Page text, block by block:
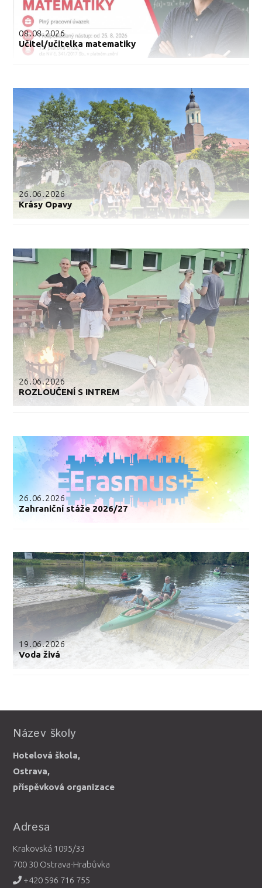
08.08.2026
Učitel/učitelka matematiky
26.06.2026
Krásy Opavy
26.06.2026
ROZLOUČENÍ S INTREM
26.06.2026
Zahraniční stáže 2026/27
19.06.2026
Voda živá
Název školy
Hotelová škola,
Ostrava,
příspěvková organizace
Adresa
Krakovská 1095/33
700 30 Ostrava-Hrabůvka
+420 596 716 755